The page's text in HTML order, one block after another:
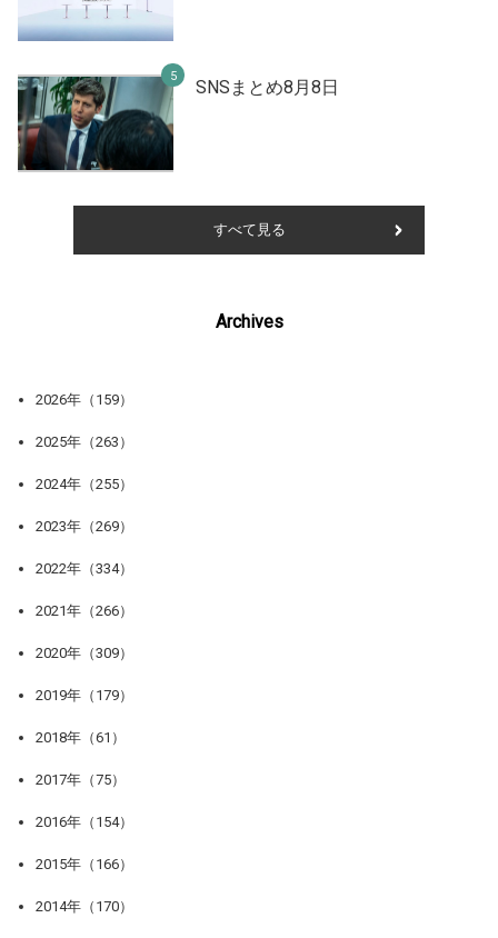
SNSまとめ8月8日
すべて見る
Archives
2026年（159）
2025年（263）
2024年（255）
2023年（269）
2022年（334）
2021年（266）
2020年（309）
2019年（179）
2018年（61）
2017年（75）
2016年（154）
2015年（166）
2014年（170）